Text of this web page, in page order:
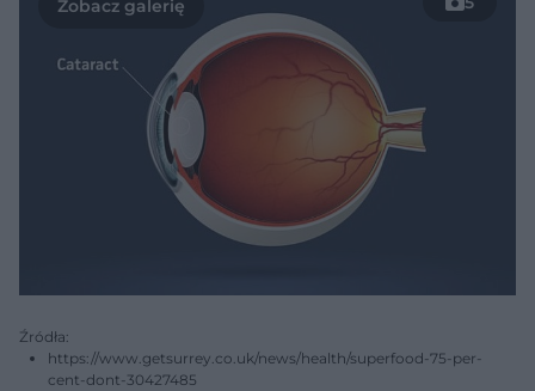
Źródła:
https://www.getsurrey.co.uk/news/health/superfood-75-per-
cent-dont-30427485